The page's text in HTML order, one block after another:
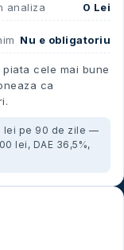
analiza 0 Lei
Nu e obligatoriu
cele mai bune
ca
lei pe 90 de zile —
lei, DAE 36,5%,